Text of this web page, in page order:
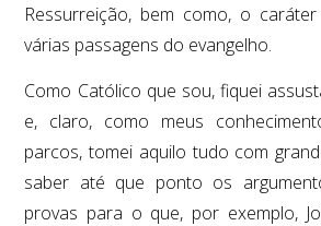
Ressurreição, bem como, o
várias passagens do evangelho.
Como Católico que sou, fiquei
e, claro, como meus
parcos, tomei aquilo tudo com
saber até que ponto os
provas para o que, por exemplo,